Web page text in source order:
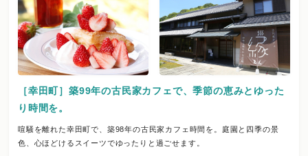
［幸田町］築99年の古民家カフェで、季節の恵みとゆった
り時間を。
喧騒を離れた幸田町で、築98年の古民家カフェ時間を。庭園と四季の景
色、心ほどけるスイーツでゆったりと過ごせます。